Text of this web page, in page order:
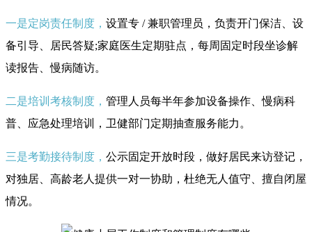
一是定岗责任制度 ， 设置专 / 兼职管理员，负责开门保洁、设
备引导、居民答疑;家庭医生定期驻点，每周固定时段坐诊解
读报告、慢病随访。
二是培训考核制度， 管理人员每半年参加设备操作、慢病科
普、应急处理培训，卫健部门定期抽查服务能力。
三是考勤接待制度， 公示固定开放时段，做好居民来访登记，
对独居、高龄老人提供一对一协助，杜绝无人值守、擅自闭屋
情况。